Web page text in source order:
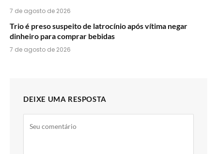
7 de agosto de 2026
Trio é preso suspeito de latrocínio após vítima negar
dinheiro para comprar bebidas
7 de agosto de 2026
DEIXE UMA RESPOSTA